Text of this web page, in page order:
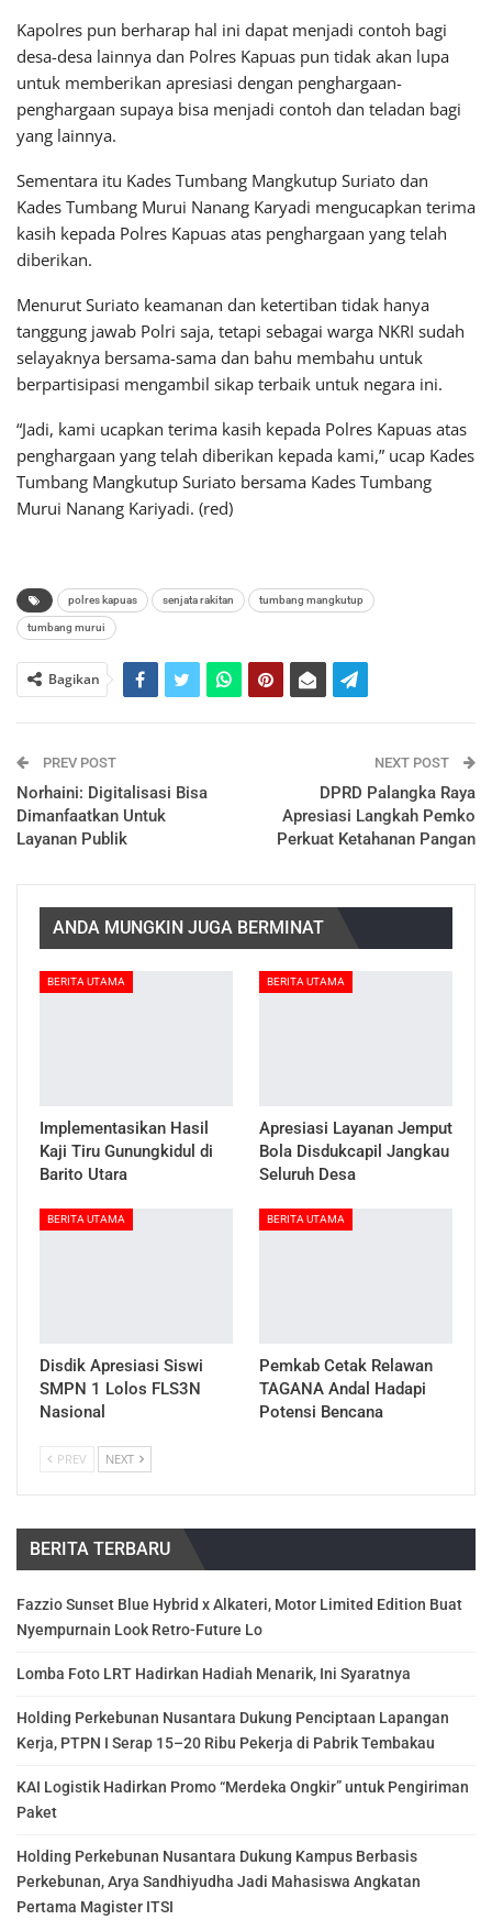
Kapolres pun berharap hal ini dapat menjadi contoh bagi
desa-desa lainnya dan Polres Kapuas pun tidak akan lupa
untuk memberikan apresiasi dengan penghargaan-
penghargaan supaya bisa menjadi contoh dan teladan bagi
yang lainnya.
Sementara itu Kades Tumbang Mangkutup Suriato dan
Kades Tumbang Murui Nanang Karyadi mengucapkan terima
kasih kepada Polres Kapuas atas penghargaan yang telah
diberikan.
Menurut Suriato keamanan dan ketertiban tidak hanya
tanggung jawab Polri saja, tetapi sebagai warga NKRI sudah
selayaknya bersama-sama dan bahu membahu untuk
berpartisipasi mengambil sikap terbaik untuk negara ini.
“Jadi, kami ucapkan terima kasih kepada Polres Kapuas atas
penghargaan yang telah diberikan kepada kami,” ucap Kades
Tumbang Mangkutup Suriato bersama Kades Tumbang
Murui Nanang Kariyadi. (red)
polres kapuas senjata rakitan tumbang mangkutup
tumbang murui
Bagikan
PREV POST
Norhaini: Digitalisasi Bisa
Dimanfaatkan Untuk
Layanan Publik
NEXT POST
DPRD Palangka Raya
Apresiasi Langkah Pemko
Perkuat Ketahanan Pangan
ANDA MUNGKIN JUGA BERMINAT
BERITA UTAMA
Implementasikan Hasil
Kaji Tiru Gunungkidul di
Barito Utara
BERITA UTAMA
Apresiasi Layanan Jemput
Bola Disdukcapil Jangkau
Seluruh Desa
BERITA UTAMA
Disdik Apresiasi Siswi
SMPN 1 Lolos FLS3N
Nasional
BERITA UTAMA
Pemkab Cetak Relawan
TAGANA Andal Hadapi
Potensi Bencana
PREV NEXT
BERITA TERBARU
Fazzio Sunset Blue Hybrid x Alkateri, Motor Limited Edition Buat
Nyempurnain Look Retro-Future Lo
Lomba Foto LRT Hadirkan Hadiah Menarik, Ini Syaratnya
Holding Perkebunan Nusantara Dukung Penciptaan Lapangan
Kerja, PTPN I Serap 15–20 Ribu Pekerja di Pabrik Tembakau
KAI Logistik Hadirkan Promo “Merdeka Ongkir” untuk Pengiriman
Paket
Holding Perkebunan Nusantara Dukung Kampus Berbasis
Perkebunan, Arya Sandhiyudha Jadi Mahasiswa Angkatan
Pertama Magister ITSI